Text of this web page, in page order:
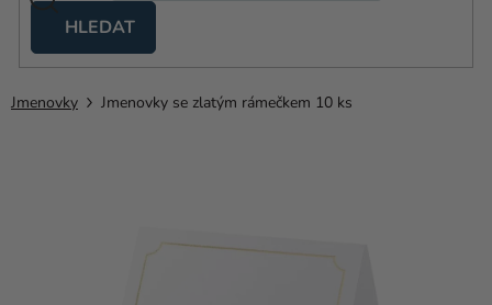
HLEDAT
stany
Kanekalon
Jmenovky Jmenovky se zlatým rámečkem 10 ks